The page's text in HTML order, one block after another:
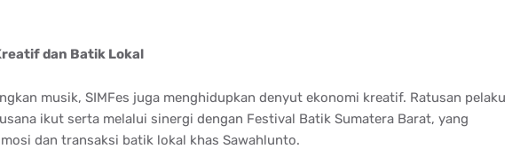
dan Batik Lokal
musik, SIMFes juga menghidupkan denyut ekonomi kreatif. Ratusan pelaku
ikut serta melalui sinergi dengan Festival Batik Sumatera Barat, yang
dan transaksi batik lokal khas Sawahlunto.